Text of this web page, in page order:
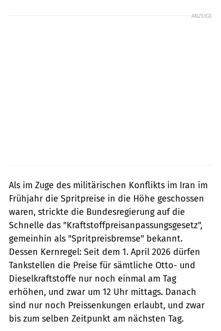
ANZEIGE
Als im Zuge des militärischen Konflikts im Iran im
Frühjahr die Spritpreise in die Höhe geschossen
waren, strickte die Bundesregierung auf die
Schnelle das "Kraftstoffpreisanpassungsgesetz",
gemeinhin als "Spritpreisbremse" bekannt.
Dessen Kernregel: Seit dem 1. April 2026 dürfen
Tankstellen die Preise für sämtliche Otto- und
Dieselkraftstoffe nur noch einmal am Tag
erhöhen, und zwar um 12 Uhr mittags. Danach
sind nur noch Preissenkungen erlaubt, und zwar
bis zum selben Zeitpunkt am nächsten Tag.